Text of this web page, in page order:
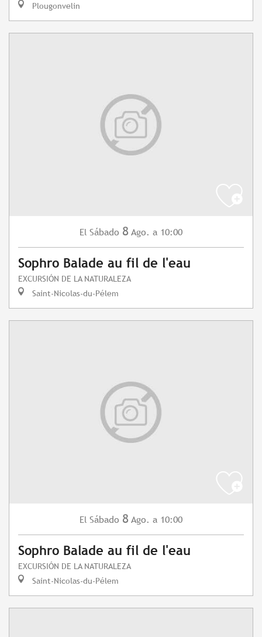
Plougonvelin
El Sábado 8 Ago. a 10:00
Sophro Balade au fil de l'eau
EXCURSIÓN DE LA NATURALEZA
Saint-Nicolas-du-Pélem
El Sábado 8 Ago. a 10:00
Sophro Balade au fil de l'eau
EXCURSIÓN DE LA NATURALEZA
Saint-Nicolas-du-Pélem